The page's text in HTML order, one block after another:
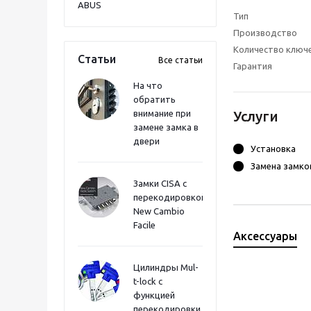
ABUS
Статьи Все статьи
На что
обратить
внимание при
замене замка в
двери
Замки CISA с
перекодировкой
New Cambio
Facile
Цилиндры Mul-
t-lock с
функцией
перекодировки
Тип
Производство
Количество
Гарантия
Услуги
Установка
Замена
Аксессуары